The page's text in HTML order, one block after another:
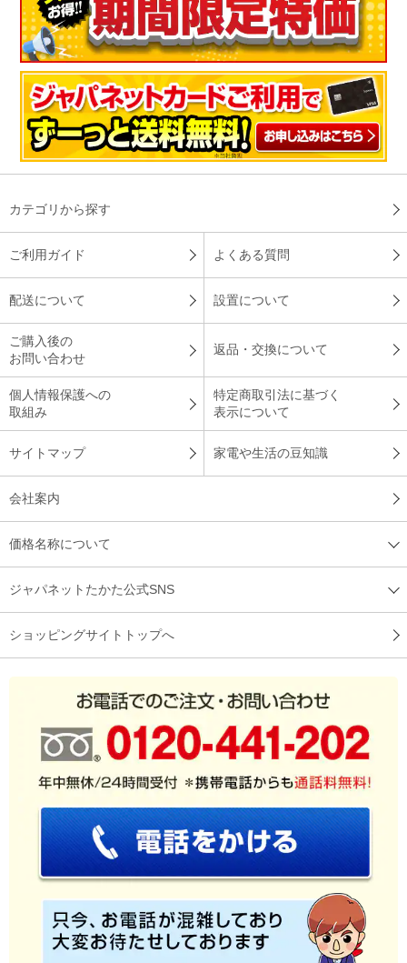
カテゴリから探す
ご利用ガイド よくある質問
配送について 設置について
ご購入後の
お問い合わせ
返品・交換について
個人情報保護への
取組み
特定商取引法に基づく
表示について
サイトマップ 家電や生活の豆知識
会社案内
価格名称について
ジャパネットたかた公式SNS
ショッピングサイトトップへ